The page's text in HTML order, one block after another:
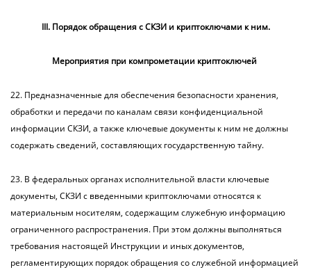
III. Порядок обращения с СКЗИ и криптоключами к ним.
Мероприятия при компрометации криптоключей
22. Предназначенные для обеспечения безопасности хранения,
обработки и передачи по каналам связи конфиденциальной
информации СКЗИ, а также ключевые документы к ним не должны
содержать сведений, составляющих государственную тайну.
23. В федеральных органах исполнительной власти ключевые
документы, СКЗИ с введенными криптоключами относятся к
материальным носителям, содержащим служебную информацию
ограниченного распространения. При этом должны выполняться
требования настоящей Инструкции и иных документов,
регламентирующих порядок обращения со служебной информацией